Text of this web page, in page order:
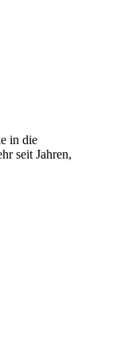
in die
seit Jahren,